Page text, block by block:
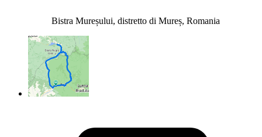
Bistra Mureșului, distretto di Mureș, Romania